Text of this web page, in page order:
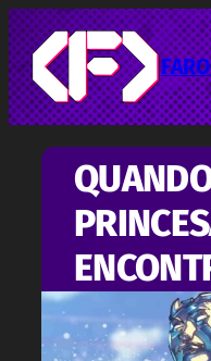
Pular
para
o
conteúdo